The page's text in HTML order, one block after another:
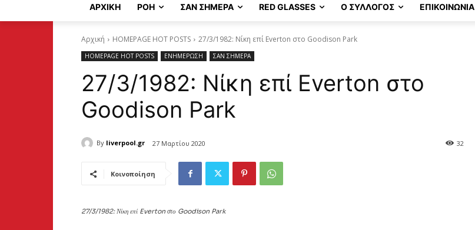
ΑΡΧΙΚΉ ΡΟΗ ΣΑΝ ΣΗΜΕΡΑ RED GLASSES Ο ΣΥΛΛΟΓΟΣ ΕΠΙΚΟΙΝΩΝΙΑ
Αρχική HOMEPAGE HOT POSTS 27/3/1982: Νίκη επί Everton στο Goodison Park
HOMEPAGE HOT POSTS ΕΝΗΜΕΡΩΣΗ ΣΑΝ ΣΗΜΕΡΑ
27/3/1982: Νίκη επί Everton στο
Goodison Park
By liverpool.gr 27 Μαρτίου 2020 32
Κοινοποίηση
27/3/1982: Νίκη επί Everton στο Goodison Park